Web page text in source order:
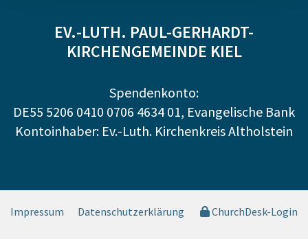
EV.-LUTH. PAUL-GERHARDT-
KIRCHENGEMEINDE KIEL
Spendenkonto:
DE55 5206 0410 0706 4634 01, Evangelische Bank
Kontoinhaber: Ev.-Luth. Kirchenkreis Altholstein
Impressum Datenschutzerklärung ChurchDesk-Login